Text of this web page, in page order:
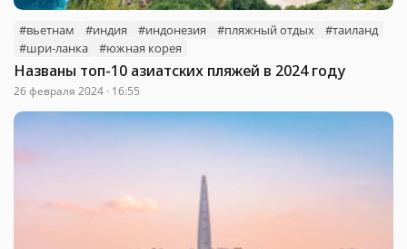
#вьетнам #индия #индонезия #пляжный отдых
#таиланд
#шри-ланка
#южная корея
Названы топ-10 азиатских пляжей в 2024 году
26 февраля 2024 · 16:55